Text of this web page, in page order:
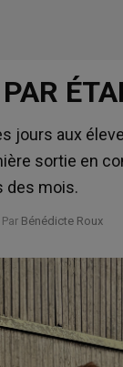
jours aux
sortie en
des mois.
Bénédicte Roux